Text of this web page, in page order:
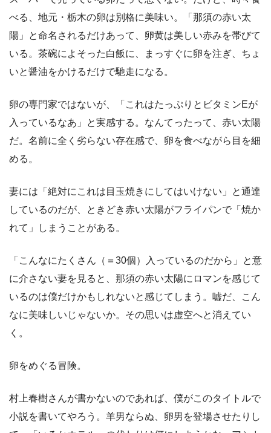
べる、地元・栃木の卵は別格に美味い。「那須の赤い太
陽」と命名されるだけあって、卵黄は美しい赤みを帯びて
いる。茶碗によそった白飯に、まっすぐに卵を注ぎ、ちょ
いと醤油をかけるだけで馳走になる。
卵の専門家ではないが、「これはたっぷりとビタミンEが
入っているなあ」と実感する。なんてったって、赤い太陽
だ。名前に全く劣らない存在感で、卵を食べながら目を細
める。
妻には「絶対にこれは目玉焼きにしてはいけない」と通達
しているのだが、ときどき赤い太陽がフライパンで「焼か
れて」しまうことがある。
「こんなにたくさん（＝30個）入っているのだから」と意
に介さない妻を見ると、那須の赤い太陽にロマンを感じて
いるのは僕だけかもしれないと感じてしまう。嘘だ、こん
なに美味しいじゃないか。その思いは虚空へと消えてい
く。
卵をめぐる冒険。
村上春樹さんが書かないのであれば、僕がこのタイトルで
小説を書いてやろう。羊男ならぬ、卵男を登場させたりし